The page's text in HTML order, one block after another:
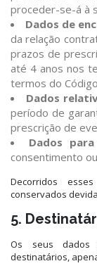
proceder-se-á à
Dados de
da relação
prazos de
até 4 anos nos
termos do
Dados
período de
prescrição de
Dados
consentimento
Decorridos
conservados
5.
Os seus dados
destinatários,